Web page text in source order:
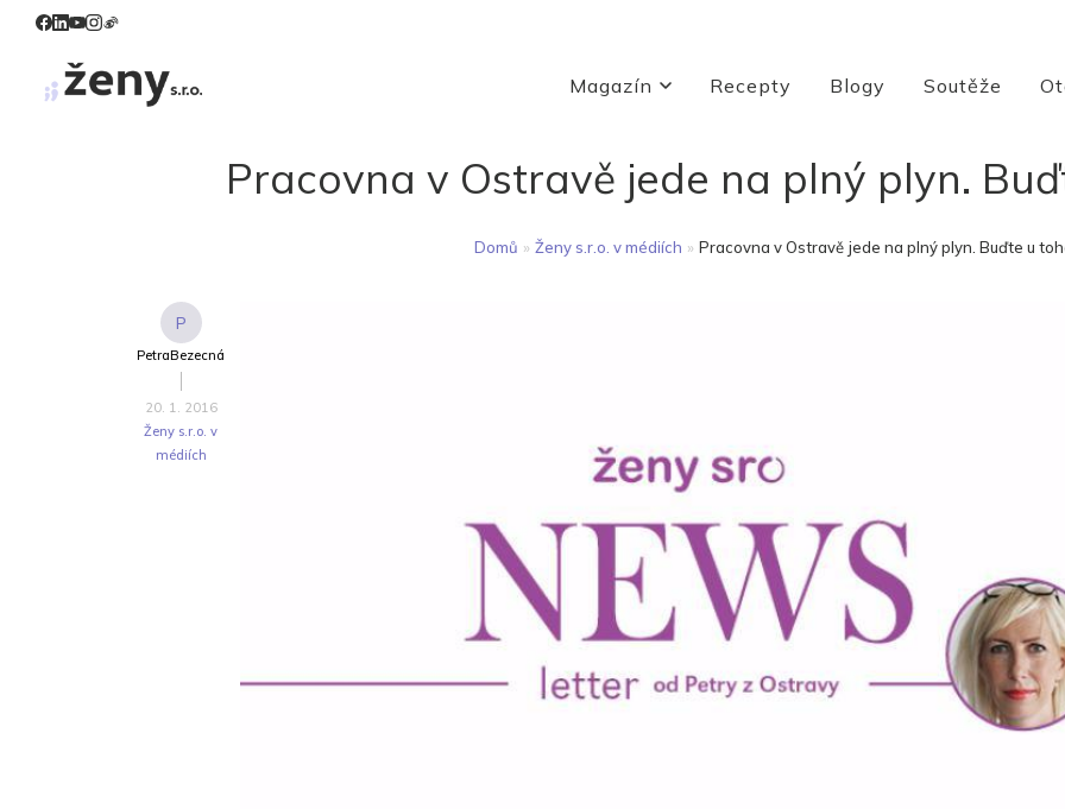
Magazín Recepty Blogy Soutěže
Pracovna v Ostravě jede na plný plyn.
Domů » Ženy s.r.o. v médiích » Pracovna v Ostravě jede na plný plyn. Buďte u
P
PetraBezecná
20. 1. 2016
Ženy s.r.o. v
médiích